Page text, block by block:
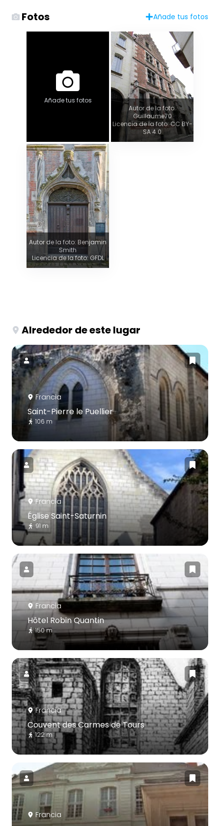
Fotos Añade tus fotos
Añade tus fotos
Autor de la foto:
Guillaume70
Licencia de la foto: CC BY-
SA 4.0
Autor de la foto: Benjamin
Smith
Licencia de la foto: GFDL
Alrededor de este lugar
Francia
Saint-Pierre le Puellier
106 m
Francia
Église Saint-Saturnin
91 m
Francia
Hôtel Robin Quantin
150 m
Francia
Couvent des Carmes de Tours
122 m
Francia